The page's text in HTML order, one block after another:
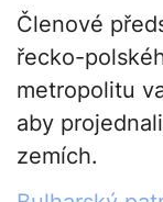
Členové
řecko-
metropolitu
aby
zemích.